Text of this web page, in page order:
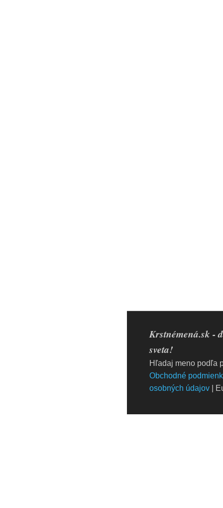
Krstnémená.sk -
sveta!
Hľadaj meno podľa
Obchodné
osobných údajov |